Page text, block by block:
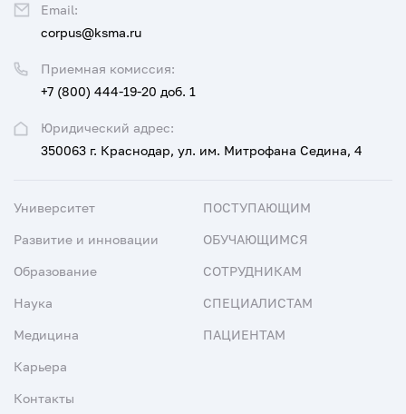
Юридический адрес:
350063 г. Краснодар, ул. им. Митрофана Седина, 4
Приемная комиссия:
+7 (800) 444-19-20 доб. 1
Email:
corpus@ksma.ru
Университет
Развитие и инновации
Образование
Наука
Медицина
Карьера
Контакты
ПОСТУПАЮЩИМ
ОБУЧАЮЩИМСЯ
СОТРУДНИКАМ
СПЕЦИАЛИСТАМ
ПАЦИЕНТАМ